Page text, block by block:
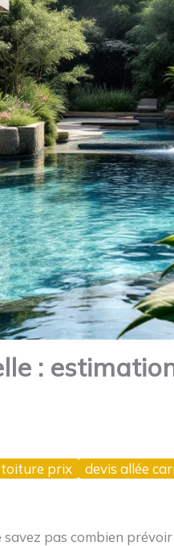
:
toiture prix
devis allée
pas combien